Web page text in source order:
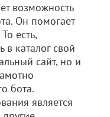
возможность
Он помогает
есть,
в каталог свой
сайт, но и
бота.
является